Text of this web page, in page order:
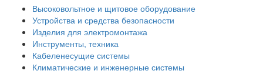
Высоковольтное и щитовое оборудование
Устройства и средства безопасности
Изделия для электромонтажа
Инструменты, техника
Кабеленесущие системы
Климатические и инженерные системы